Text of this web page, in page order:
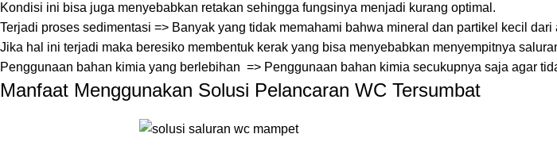
Kondisi ini bisa juga menyebabkan retakan sehingga fungsinya menjadi kurang optimal.
Terjadi proses sedimentasi => Banyak yang tidak memahami bahwa mineral dan partikel kecil
Jika hal ini terjadi maka beresiko membentuk kerak yang bisa menyebabkan menyempitnya
Penggunaan bahan kimia yang berlebihan => Penggunaan bahan kimia secukupnya saja agar
Manfaat Menggunakan Solusi Pelancaran WC Tersumbat